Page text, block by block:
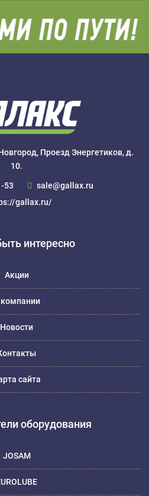
Проезд Энергетиков, д.
10.
53
sale@gallax.ru
gallax.ru/
интересно
Акции
Новости
сайта
оборудования
JOSAM